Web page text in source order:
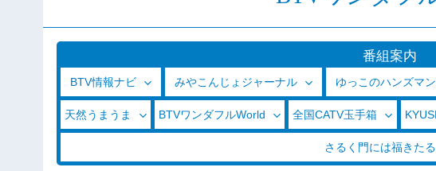
番組案内
BTV情報ナビ みやこんじょジャーナル ゆっこのハンズマ
天然うまうま BTVワンダフルWorld 全国CATV玉手箱
さるく門には福きたる